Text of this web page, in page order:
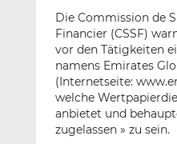
Die Commission de
Financier (CSSF)
vor den Tätigkeiten
namens Emirates
(Internetseite:
welche
anbietet und
zugelassen » zu sein.